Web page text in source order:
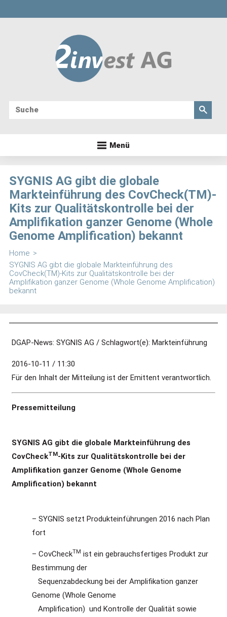
Menü
SYGNIS AG gibt die globale
Markteinführung des CovCheck(TM)-
Kits zur Qualitätskontrolle bei der
Amplifikation ganzer Genome (Whole
Genome Amplification) bekannt
Home >
SYGNIS AG gibt die globale Markteinführung des
CovCheck(TM)-Kits zur Qualitätskontrolle bei der
Amplifikation ganzer Genome (Whole Genome Amplification)
bekannt
DGAP-News: SYGNIS AG / Schlagwort(e): Markteinführung
2016-10-11 / 11:30
Für den Inhalt der Mitteilung ist der Emittent verantwortlich.
Pressemitteilung
SYGNIS AG gibt die globale Markteinführung des
CovCheckTM -Kits zur Qualitätskontrolle bei der
Amplifikation ganzer Genome (Whole Genome
Amplification) bekannt
– SYGNIS setzt Produkteinführungen 2016 nach Plan
fort
– CovCheckTM ist ein gebrauchsfertiges Produkt zur
Bestimmung der
Sequenzabdeckung bei der Amplifikation ganzer
Genome (Whole Genome
Amplification) und Kontrolle der Qualität sowie